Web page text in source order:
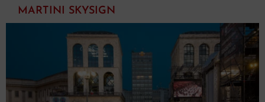
MARTINI SKYSIGN